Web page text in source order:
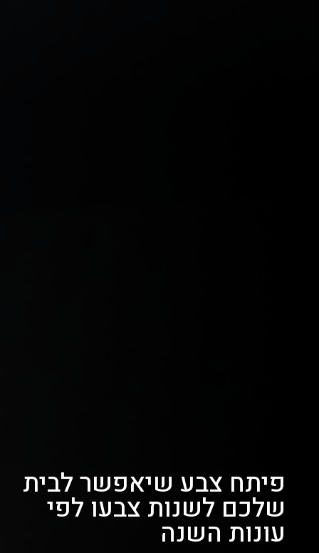
פיתח צבע שיאפשר לבית
שלכם לשנות צבעו לפי
עונות השנה